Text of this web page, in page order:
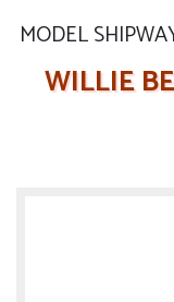
MODEL
WILLIE